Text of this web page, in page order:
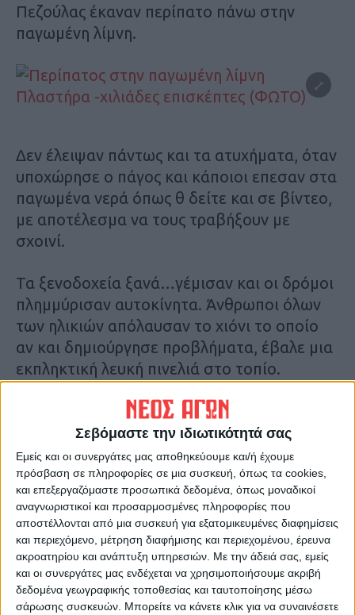
Σεβόμαστε την ιδιωτικότητά σας
Εμείς και οι συνεργάτες μας αποθηκεύουμε και/ή έχουμε
πρόσβαση σε πληροφορίες σε μια συσκευή, όπως τα cookies,
και επεξεργαζόμαστε προσωπικά δεδομένα, όπως μοναδικοί
αναγνωριστικοί και προσαρμοσμένες πληροφορίες που
αποστέλλονται από μια συσκευή για εξατομικευμένες διαφημίσεις
και περιεχόμενο, μέτρηση διαφήμισης και περιεχομένου, έρευνα
ακροατηρίου και ανάπτυξη υπηρεσιών. Με την άδειά σας, εμείς
και οι συνεργάτες μας ενδέχεται να χρησιμοποιήσουμε ακριβή
δεδομένα γεωγραφικής τοποθεσίας και ταυτοποίησης μέσω
σάρωσης συσκευών. Μπορείτε να κάνετε κλικ για να συναινέσετε
Πεζούλας έκαναν περίπατο πάνω στην
παγωμένη λίμνη.
Δεν έλειψαν πάντως και τα ατυχήματα, όταν
υποχώρησε ο πάγος και κάποιοι επεσαν στα
παγωμένα νερά όπως θ δείτε και σε βίντεο,
με αποτέλεσμα να τους τραβήξουν με
σχοινί.
Τα ξενοδοχεία ξανά…γέμισαν και οι δρόμοι
πλημμύρισαν αυτοκίνητα. Άνθρωποι όλων
των ηλικιών απόλαυσαν το χιόνι το οποίο
αν και δημιούργησε προβλήματα, έβαλε μια
εκπληκτική λευκή πινελιά στο τοπίο.
επέλεξαν την περιοχή για μια εκδρομή στα
χιόνια και τη φύση ενώ και οι Καρδιτσιώτες
δεν έχασαν την ευκαιρία και ανηφόρισαν
για να απολαύσουν το τοπίο. Η περιοχή
αποδεικνύει ότι είναι ένας ιδανικός
χειμερινός προορισμός με…φανατικό κοινό.
Αυτό πρέπει να αποτελεί γνώμονα για όλους
και εφαλτήριο για τη δημιουργία υποδομών
που θα προσελκύσουν περισσότερους
επισκέπτες και θα τους δώσουν επιπλέον